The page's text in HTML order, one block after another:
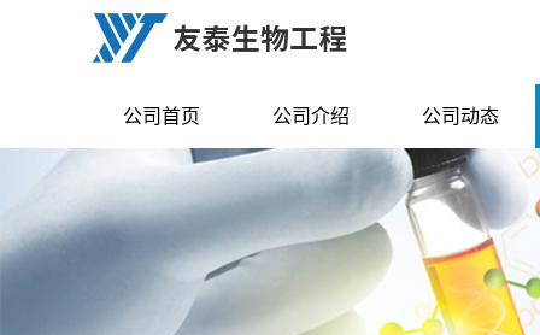
公司首页 公司介绍 公司动态